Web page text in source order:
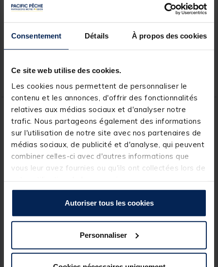
Consentement Détails À propos des cookies
Ce site web utilise des cookies.
Les cookies nous permettent de personnaliser le
contenu et les annonces, d'offrir des fonctionnalités
relatives aux médias sociaux et d'analyser notre
trafic. Nous partageons également des informations
sur l'utilisation de notre site avec nos partenaires de
médias sociaux, de publicité et d'analyse, qui peuvent
combiner celles-ci avec d'autres informations que
vous leur avez fournies ou qu'ils ont collectées lors de
Autoriser tous les cookies
Personnaliser
Yeux mouche relief 4 mm
jmc
4,99 € Ajouter au panier
Expédition sous 24 h
Yeux mouche oeil adhésif 4
mm jmc
4,
Expédition sous 24 h
JMC JMC
jmc